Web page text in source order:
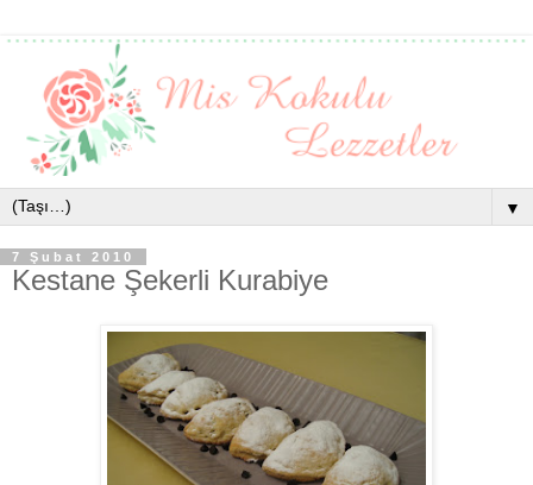
▼
7 Şubat 2010
Kestane Şekerli Kurabiye